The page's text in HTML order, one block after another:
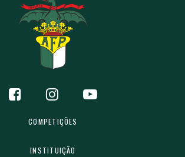
COMPETIÇÕES
INSTITUIÇÃO